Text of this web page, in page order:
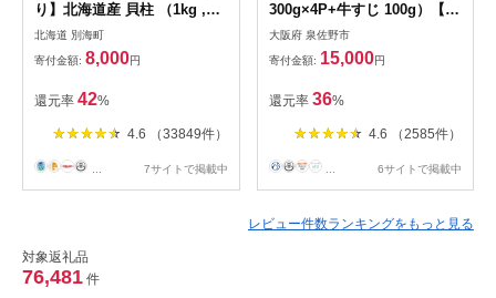
り】北海道産 貝柱 （1kg ,
2kg / 各45粒前後）
北海道 別海町
寄付金額: 8,000円
還元率 42%
4.6 （33849件）
7サイトで掲載中
300g×4P+牛すじ 100g）【1
位獲得 秘伝の赤タレ 泉州元
気ハラミ 牛肉 はらみ 小分け
焼肉 お弁当 BBQ 訳あり ワケ
アリ わけあり サイズ不揃い
規格外 TVで話題】
大阪府 泉佐野市
寄付金額: 15,000円
還元率 36%
4.6 （2585件）
6サイトで掲載中
レビュー件数ランキングをもっと見る
対象返礼品
76,481 件